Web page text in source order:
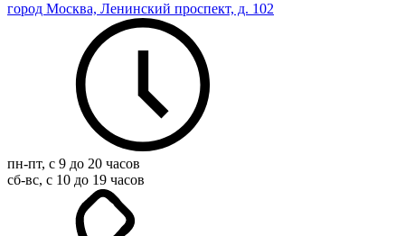
город Москва, Ленинский проспект, д. 102
пн-пт, с 9 до 20 часов
сб-вс, с 10 до 19 часов